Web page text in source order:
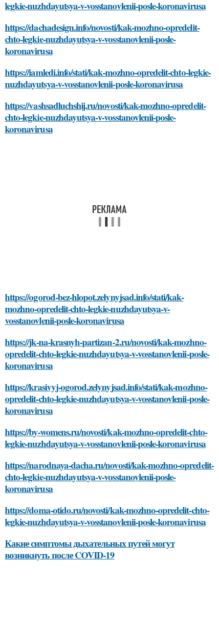
legkie-nuzhdayutsya-v-vosstanovlenii-posle-koronavirusa
https://dachadesign.info/novosti/kak-mozhno-opredelit-
chto-legkie-nuzhdayutsya-v-vosstanovlenii-posle-
koronavirusa
https://iamledi.info/stati/kak-mozhno-opredelit-chto-legkie-
nuzhdayutsya-v-vosstanovlenii-posle-koronavirusa
https://vashsadluchshij.ru/novosti/kak-mozhno-opredelit-
chto-legkie-nuzhdayutsya-v-vosstanovlenii-posle-
koronavirusa
https://ogorod-bez-hlopot.zelynyjsad.info/stati/kak-
mozhno-opredelit-chto-legkie-nuzhdayutsya-v-
vosstanovlenii-posle-koronavirusa
https://jk-na-krasnyh-partizan-2.ru/novosti/kak-mozhno-
opredelit-chto-legkie-nuzhdayutsya-v-vosstanovlenii-posle-
koronavirusa
https://krasivyj-ogorod.zelynyjsad.info/stati/kak-mozhno-
opredelit-chto-legkie-nuzhdayutsya-v-vosstanovlenii-posle-
koronavirusa
https://by-womens.ru/novosti/kak-mozhno-opredelit-chto-
legkie-nuzhdayutsya-v-vosstanovlenii-posle-koronavirusa
https://narodnaya-dacha.ru/novosti/kak-mozhno-opredelit-
chto-legkie-nuzhdayutsya-v-vosstanovlenii-posle-
koronavirusa
https://doma-otido.ru/novosti/kak-mozhno-opredelit-chto-
legkie-nuzhdayutsya-v-vosstanovlenii-posle-koronavirusa
Какие симптомы дыхательных путей могут
возникнуть после COVID-19